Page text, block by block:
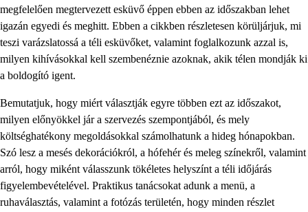
megfelelően megtervezett esküvő éppen ebben az időszakban lehet
igazán egyedi és meghitt. Ebben a cikkben részletesen körüljárjuk, mi
teszi varázslatossá a téli esküvőket, valamint foglalkozunk azzal is,
milyen kihívásokkal kell szembenéznie azoknak, akik télen mondják ki
a boldogító igent.
Bemutatjuk, hogy miért választják egyre többen ezt az időszakot,
milyen előnyökkel jár a szervezés szempontjából, és mely
költséghatékony megoldásokkal számolhatunk a hideg hónapokban.
Szó lesz a mesés dekorációkról, a hófehér és meleg színekről, valamint
arról, hogy miként válasszunk tökéletes helyszínt a téli időjárás
figyelembevételével. Praktikus tanácsokat adunk a menü, a
ruhaválasztás, valamint a fotózás területén, hogy minden részlet